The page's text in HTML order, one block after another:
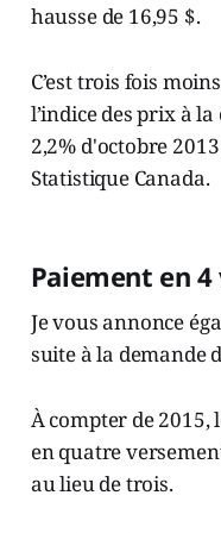
hausse de 16,95 $.
C’est trois fois
l’indice des prix à
2,2% d'octobre
Statistique Canada.
Paiement en
Je vous annonce
suite à la demande
À compter de 2015,
en quatre
au lieu de trois.